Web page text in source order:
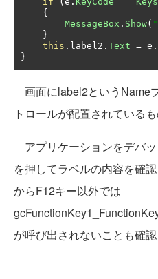
{
MessageBox . Show(
}
this . label2 . Text = e .
}
画面にlabel2というName
トロールが配置されているも
アプリケーションをデバ
を押してラベルの内容を確
からF12キー以外では
が呼び出されないことも確認